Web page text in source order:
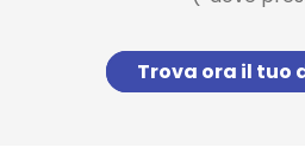
Trova ora il tuo